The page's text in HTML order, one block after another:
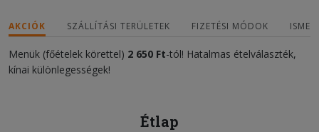
AKCIÓK SZÁLLÍTÁSI TERÜLETEK FIZETÉSI MÓDOK
Menük (főételek körettel) 2 650 Ft-tól! Hatalmas ételválaszték,
kínai különlegességek!
Étlap